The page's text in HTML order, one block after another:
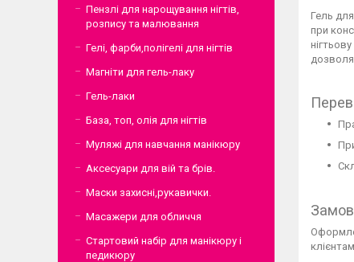
Гель
при
Пензлі для нарощування нігтів,
розпису та малювання
Гелі, фарби,полігелі для нігтів
Магніти для гель-лаку
Гель-лаки
База, топ, олія для нігтів
Муляжі для навчання манікюру
Аксесуари для вій та брів.
Маски захисні,рукавички.
Масажери для обличчя
Стартовий набір для манікюру і
педикюру